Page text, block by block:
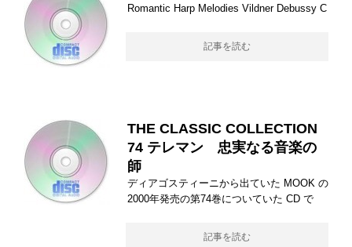
Romantic Harp Melodies Vildner Debussy C
記事を読む
THE CLASSIC COLLECTION
74 テレマン 忠実なる音楽の
師
ディアゴスティーニから出ていた MOOK の
2000年発売の第74巻についていた CD で
記事を読む